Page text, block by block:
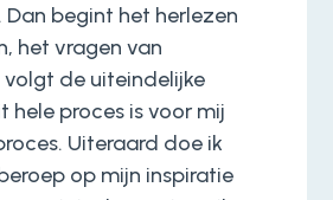
Dan begint het herlezen
het vragen van
de uiteindelijke
hele proces is voor mij
Uiteraard doe ik
op mijn inspiratie